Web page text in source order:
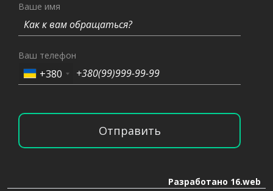
Ваше имя
Ваш телефон
+380
Отправить
Разработано 16.web